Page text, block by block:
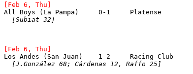
[Feb 6, Thu]
[Subiat 32]
[Feb 6, Thu]
[J.González 68; Cárdenas 12, Raffo 25]